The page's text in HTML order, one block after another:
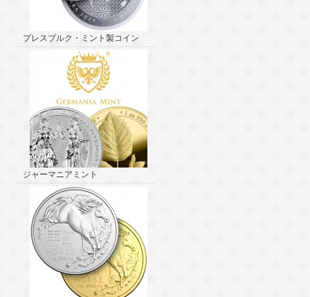
プレスブルク・ミント製コイン
ジャーマニアミント